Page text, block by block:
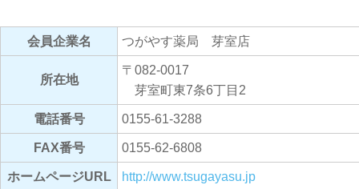
会員企業名 つがやす薬局 芽室店
所在地
〒082-0017
芽室町東7条6丁目2
電話番号 0155-61-3288
FAX番号 0155-62-6808
ホームページURL http://www.tsugayasu.jp